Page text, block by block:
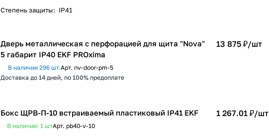
Степень защиты: IP41
Дверь металлическая с перфорацией для щита "Nova"
5 габарит IP40 EKF PROxima
В наличии 296 шт.Арт. nv-door-pm-5
Доставка до 14 дней, по 100% предоплате
13 875 ₽/шт
Бокс ЩРВ-П-10 встраиваемый пластиковый IP41 EKF
В наличии: 1 штАрт. pb40-v-10
1 267.01 ₽/шт